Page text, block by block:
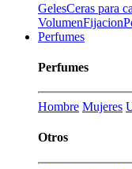
GelesCeras para
VolumenFijacion
Perfumes
Perfumes
Hombre Mujeres
Otros